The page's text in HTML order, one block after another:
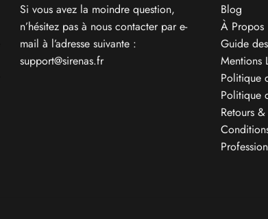
Si vous avez la moindre question,
n’hésitez pas à nous contacter par e-
mail à l’adresse suivante :
support@sirenas.fr
Blog
À Propos
Guide
Mentions
Politique
Politique
Retours